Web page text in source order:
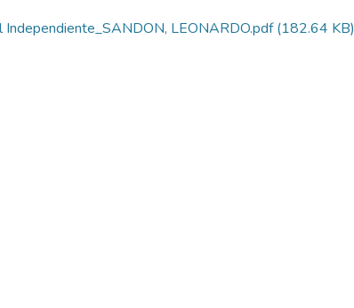
Independiente_SANDON, LEONARDO.pdf(182.64 KB)